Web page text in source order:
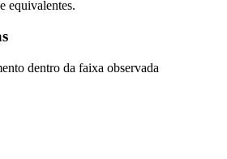
equivalentes.
dentro da faixa observada